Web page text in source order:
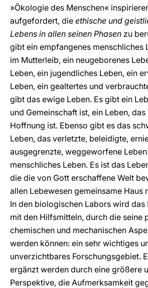
»Ökologie des Menschen«
aufgefordert, die ethische und
Lebens in allen seinen Phasen zu
gibt ein empfangenes menschliches
im Mutterleib, ein neugeborenes
Leben, ein jugendliches Leben, ein
Leben, ein gealtertes und
gibt das ewige Leben. Es gibt ein
und Gemeinschaft ist, ein Leben, das
Hoffnung ist. Ebenso gibt es das
Leben, das verletzte, beleidigte,
ausgegrenzte, weggeworfene
menschliches Leben. Es ist das
die die von Gott erschaffene Welt
allen Lebewesen gemeinsame Haus
In den biologischen Labors wird
mit den Hilfsmitteln, durch die seine
chemischen und mechanischen
werden können: ein sehr wichtiges
unverzichtbares Forschungsgebiet.
ergänzt werden durch eine größere
Perspektive, die Aufmerksamkeit